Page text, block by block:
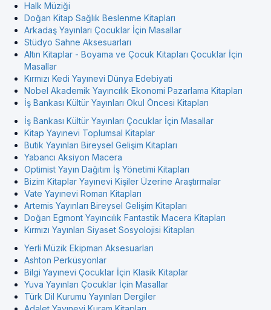
Halk Müziği
Doğan Kitap Sağlık Beslenme Kitapları
Arkadaş Yayınları Çocuklar İçin Masallar
Stüdyo Sahne Aksesuarları
Altın Kitaplar - Boyama ve Çocuk Kitapları Çocuklar İçin
Masallar
Kırmızı Kedi Yayınevi Dünya Edebiyati
Nobel Akademik Yayıncılık Ekonomi Pazarlama Kitapları
İş Bankası Kültür Yayınları Okul Öncesi Kitapları
İş Bankası Kültür Yayınları Çocuklar İçin Masallar
Kitap Yayınevi Toplumsal Kitaplar
Butik Yayınları Bireysel Gelişim Kitapları
Yabancı Aksiyon Macera
Optimist Yayın Dağıtım İş Yönetimi Kitapları
Bizim Kitaplar Yayınevi Kişiler Üzerine Araştırmalar
Vate Yayınevi Roman Kitapları
Artemis Yayınları Bireysel Gelişim Kitapları
Doğan Egmont Yayıncılık Fantastik Macera Kitapları
Kırmızı Yayınları Siyaset Sosyolojisi Kitapları
Yerli Müzik Ekipman Aksesuarları
Ashton Perküsyonlar
Bilgi Yayınevi Çocuklar İçin Klasik Kitaplar
Yuva Yayınları Çocuklar İçin Masallar
Türk Dil Kurumu Yayınları Dergiler